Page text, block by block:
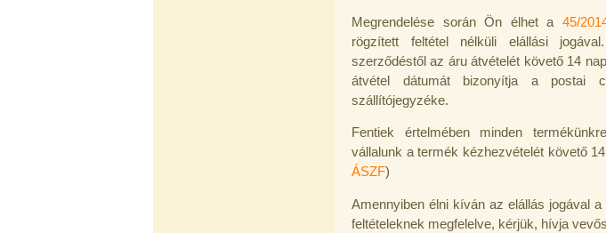
Megrendelése során Ön élhet a 45/
rögzített feltétel nélküli elállási
szerződéstől az áru átvételét követő 14
átvétel dátumát bizonyítja a postai
szállítójegyzéke.
Fentiek értelmében minden
vállalunk a termék kézhezvételét követő
ÁSZF)
Amennyiben élni kíván az elállás jogával
feltételeknek megfelelve, kérjük, hívja